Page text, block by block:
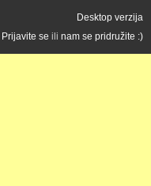
Desktop verzija
Prijavite se ili nam se pridružite :)